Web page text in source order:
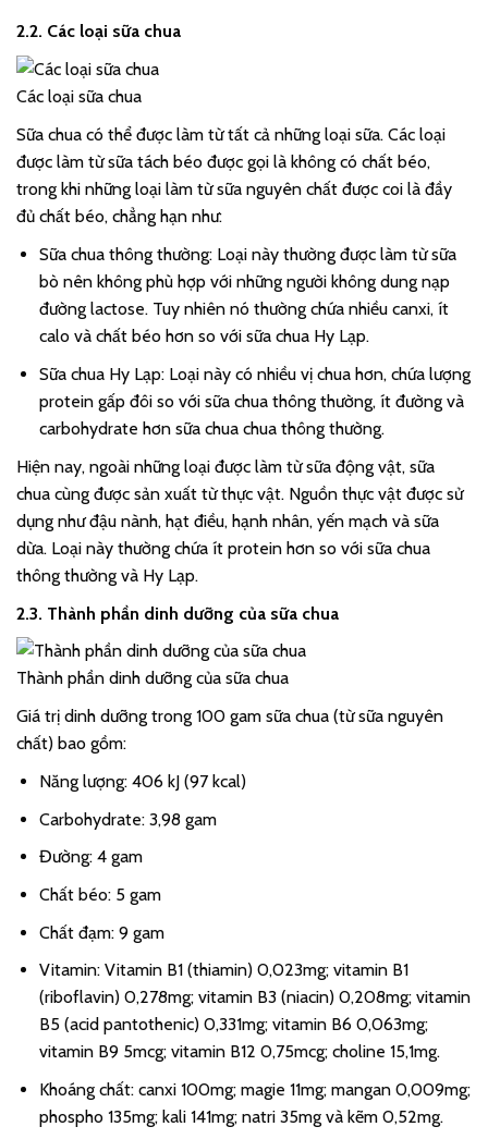
2.2. Các loại sữa chua
Các loại sữa chua
Sữa chua có thể được làm từ tất cả những loại sữa. Các loại
được làm từ sữa tách béo được gọi là không có chất béo,
trong khi những loại làm từ sữa nguyên chất được coi là đầy
đủ chất béo, chẳng hạn như:
Sữa chua thông thường: Loại này thường được làm từ sữa
bò nên không phù hợp với những người không dung nạp
đường lactose. Tuy nhiên nó thường chứa nhiều canxi, ít
calo và chất béo hơn so với sữa chua Hy Lạp.
Sữa chua Hy Lạp: Loại này có nhiều vị chua hơn, chứa lượng
protein gấp đôi so với sữa chua thông thường, ít đường và
carbohydrate hơn sữa chua chua thông thường.
Hiện nay, ngoài những loại được làm từ sữa động vật, sữa
chua cùng được sản xuất từ thực vật. Nguồn thực vật được sử
dụng như đậu nành, hạt điều, hạnh nhân, yến mạch và sữa
dừa. Loại này thường chứa ít protein hơn so với sữa chua
thông thường và Hy Lạp.
2.3. Thành phần dinh dưỡng của sữa chua
Thành phần dinh dưỡng của sữa chua
Giá trị dinh dưỡng trong 100 gam sữa chua (từ sữa nguyên
chất) bao gồm:
Năng lượng: 406 kJ (97 kcal)
Carbohydrate: 3,98 gam
Đường: 4 gam
Chất béo: 5 gam
Chất đạm: 9 gam
Vitamin: Vitamin B1 (thiamin) 0,023mg; vitamin B1
(riboflavin) 0,278mg; vitamin B3 (niacin) 0,208mg; vitamin
B5 (acid pantothenic) 0,331mg; vitamin B6 0,063mg;
vitamin B9 5mcg; vitamin B12 0,75mcg; choline 15,1mg.
Khoáng chất: canxi 100mg; magie 11mg; mangan 0,009mg;
phospho 135mg; kali 141mg; natri 35mg và kẽm 0,52mg.